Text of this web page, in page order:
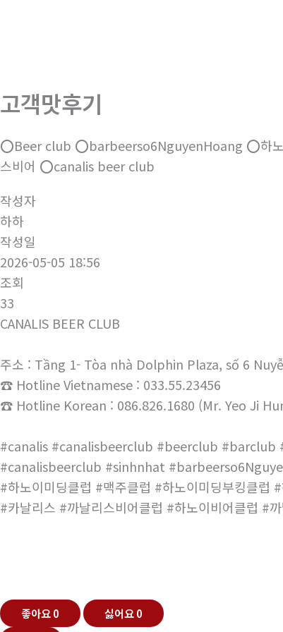
고객맛후기
⭕️Beer club ⭕️barbeerso6NguyenHoang ⭕️하
스비어 ⭕️canalis beer club
작성자
하하
작성일
2026-05-05 18:56
조회
33
CANALIS BEER CLUB
주소 : Tầng 1- Tòa nhà Dolphin Plaza, số 6
☎ Hotline Vietnamese : 033.55.23456
☎ Hotline Korean : 086.826.1680 (Mr. Yeo Ji
#canalis #canalisbeerclub #beerclub #barclub
#canalisbeerclub #sinhnhat
#하노이미딩클럽 #맥주클럽 #하노이미딩부킹클럽
#카날리스 #까날리스비어클럽 #하노이비어클럽 #
좋아요0 싫어요0